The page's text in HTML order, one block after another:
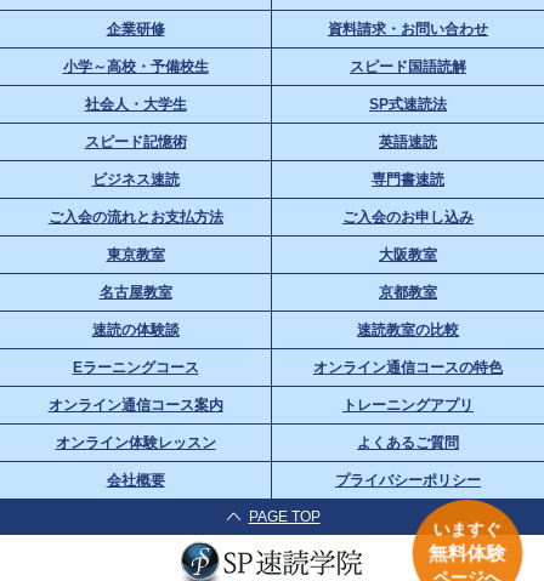
企業研修 資料請求・お問い合わせ
小学～高校・予備校生 スピード国語読解
社会人・大学生 SP式速読法
スピード記憶術 英語速読
ビジネス速読 専門書速読
ご入会の流れとお支払方法 ご入会のお申し込み
東京教室 大阪教室
名古屋教室 京都教室
速読の体験談 速読教室の比較
Eラーニングコース オンライン通信コースの特色
オンライン通信コース案内 トレーニングアプリ
オンライン体験レッスン よくあるご質問
会社概要 プライバシーポリシー
PAGE TOP
いますぐ
無料体験
ページへ